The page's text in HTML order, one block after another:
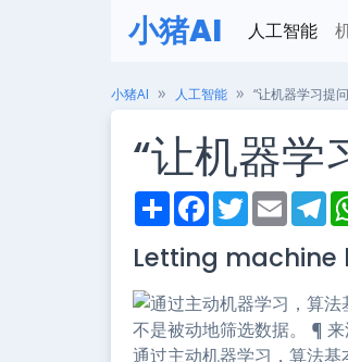
小猪AI 人工智能
小猪AI 人工智能 “让机器学习提
“让机器学
S
h
r
e
F
a
e
b
o
k
T
w
t
t
r
E
m
i
l
T
e
e
g
a
m
Letting machine
通过主动机器学习，算法